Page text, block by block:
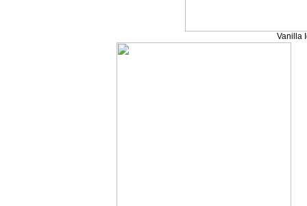
Vanilla